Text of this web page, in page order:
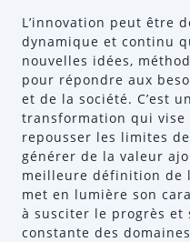
L’innovation peut être
dynamique et continu
nouvelles idées,
pour répondre aux
et de la société. C’est
transformation qui vise
repousser les limites
générer de la valeur
meilleure définition de
met en lumière son
à susciter le progrès et
constante des